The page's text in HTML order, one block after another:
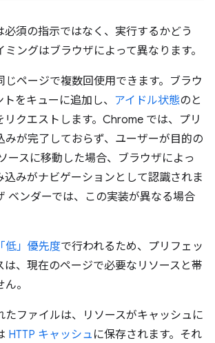
必須の指示ではなく、実行するかどう
ングはブラウザによって異なります。
じページで複数回使用できます。ブラウ
をキューに追加し、 アイドル状態のと
リクエストします。Chrome では、プリ
みが完了しておらず、ユーザーが目的の
ースに移動した場合、ブラウザによっ
込みがナビゲーションとして認識されま
ベンダーでは、この実装が異なる場合
「低」優先度で行われるため、プリフェッ
は、現在のページで必要なリソースと帯
。
たファイルは、リソースがキャッシュに
HTTP キャッシュ に保存されます。それ